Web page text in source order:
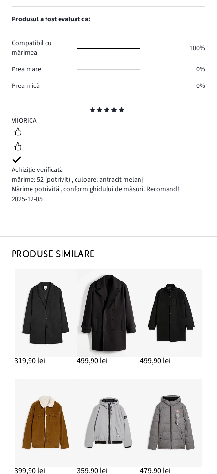
5
VIIORICA
Achiziție verificată
mărime: 52 (potrivit) ,culoare: antracit melanj
Mărime potrivită , conform ghidului de măsuri. Recomand!
2025-12-05
Produsul a fost evaluat ca:
Compatibil cu
mărimea
100%
Prea mare
0%
Prea mică
0%
PRODUSE SIMILARE
319,90 lei 499,90 lei 499,90 lei
399,90 lei 359,90 lei 479,90 lei